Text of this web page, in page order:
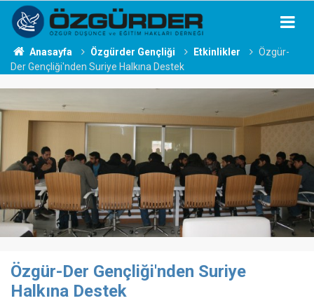
Anasayfa Özgürder Gençliği Etkinlikler
Özgür-
Der Gençliği'nden Suriye Halkına Destek
Özgür-Der Gençliği'nden Suriye
Halkına Destek